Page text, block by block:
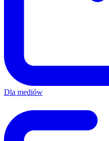
Dla mediów